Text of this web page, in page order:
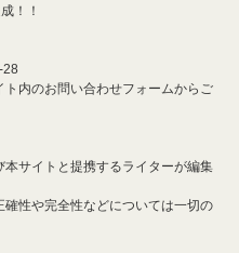
！！
28
内のお問い合わせフォームからご
本サイトと提携するライターが編集
確性や完全性などについては一切の